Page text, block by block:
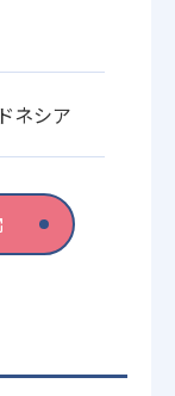
ネシア